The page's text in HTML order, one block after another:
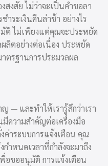
สงสัย ไม่ว่าจะเป็นคำขอลา
ำระเงินคืนล่าช้า อย่างไร
ติ ไม่เพียงแต่คุณจะประหยัด
ลิตอย่างต่อเนื่อง ประหยัด
ตรฐานการประมวลผล
— และทำให้เรารู้สึกว่าเรา
มีความสำคัญต่อเครื่องมือ
ค่าระบบการแจ้งเตือน คุณ
ำหนดเวลาที่กำลังจะมาถึง
อขออนุมัติ การแจ้งเตือน